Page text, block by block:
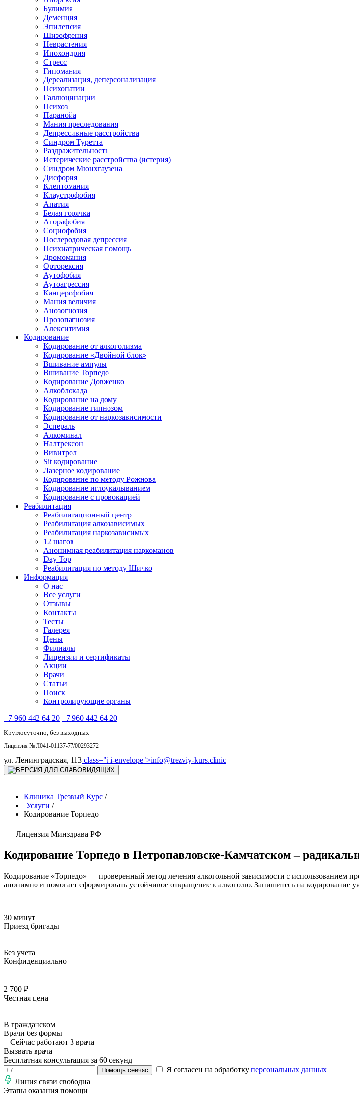
Булимия
Деменция
Эпилепсия
Шизофрения
Неврастения
Ипохондрия
Стресс
Гипомания
Дереализация, деперсонализация
Психопатии
Галлюцинации
Психоз
Паранойа
Мания преследования
Депрессивные расстройства
Синдром Туретта
Раздражительность
Истерические расстройства (истерия)
Синдром Мюнхгаузена
Дисфория
Клептомания
Клаустрофобия
Апатия
Белая горячка
Агорафобия
Социофобия
Послеродовая депрессия
Психиатрическая помощь
Дромомания
Орторексия
Аутофобия
Аутоагрессия
Канцерофобия
Мания величия
Анозогнозия
Прозопагнозия
Алекситимия
Кодирование
Кодирование от алкоголизма
Кодирование «Двойной блок»
Вшивание ампулы
Вшивание Торпедо
Кодирование Довженко
Алкоблокада
Кодирование на дому
Кодирование гипнозом
Кодирование от наркозависимости
Эспераль
Алкоминал
Налтрексон
Вивитрол
Sit кодирование
Лазерное кодирование
Кодирование по методу Рожнова
Кодирование иглоукалыванием
Кодирование с провокацией
Реабилитация
Реабилитационный центр
Реабилитация алкозависимых
Реабилитация наркозависимых
12 шагов
Анонимная реабилитация наркоманов
Day Top
Реабилитация по методу Шичко
Информация
О нас
Все услуги
Отзывы
Контакты
Тесты
Галерея
Цены
Филиалы
Лицензии и сертификаты
Акции
Врачи
Статьи
Поиск
Контролирующие органы
+7 960 442 64 20 +7 960 442 64 20
Круглосуточно, без выходных
Лицензия № Л041-01137-77/00293272
ул. Ленинградская, 113 class="i i-envelope">info@trezviy-kurs.clinic
Клиника Трезвый Курс /
Услуги /
Кодирование Торпедо
Лицензия Минздрава РФ
Кодирование Торпедо в Петропавловске-Камчатском –
Кодирование «Торпедо» — проверенный метод лечения алкогольной зависимости с использованием
анонимно и помогает сформировать устойчивое отвращение к алкоголю. Запишитесь на
30 минут
Приезд бригады
Без учета
Конфиденциально
2 700 ₽
Честная цена
В гражданском
Врачи без формы
Сейчас работают 3 врача
Вызвать врача
Бесплатная консультация за 60 секунд
Помощь сейчас Я согласен на обработку персональных данных
Линия связи свободна
Этапы оказания помощи